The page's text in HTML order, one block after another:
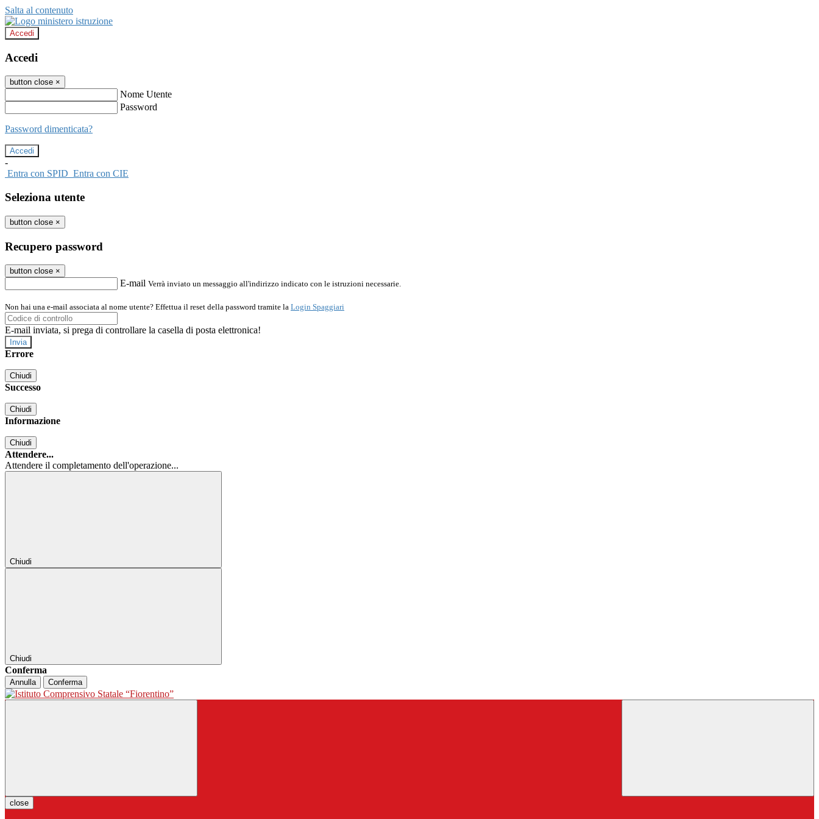
Salta al contenuto
Accedi
Accedi
button close ×
Nome Utente
Password
Password dimenticata?
-
Entra con SPID Entra con CIE
Seleziona utente
button close ×
Recupero password
button close ×
E-mail Verrà inviato un messaggio all'indirizzo indicato con le istruzioni necessarie.
Non hai una e-mail associata al nome utente? Effettua il reset della password tramite la Login Spaggiari
E-mail inviata, si prega di controllare la casella di posta elettronica!
Errore
Chiudi
Successo
Chiudi
Informazione
Chiudi
Attendere...
Attendere il completamento dell'operazione...
Chiudi
Chiudi
Conferma
Annulla Conferma
close